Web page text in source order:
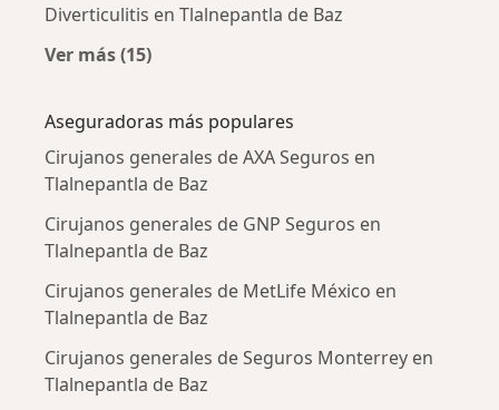
Diverticulitis en Tlalnepantla de Baz
Ver más (15)
Aseguradoras más populares
Cirujanos generales de AXA Seguros en
Tlalnepantla de Baz
Cirujanos generales de GNP Seguros en
Tlalnepantla de Baz
Cirujanos generales de MetLife México en
Tlalnepantla de Baz
Cirujanos generales de Seguros Monterrey en
Tlalnepantla de Baz